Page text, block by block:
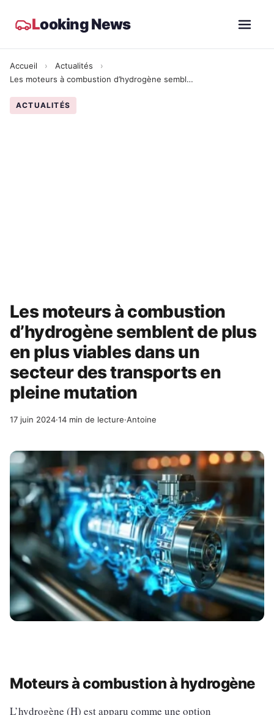
Looking News
Accueil › Actualités
›
Les moteurs à combustion d’hydrogène semblent de plus en plus viables dans un secteur des transports en pleine mutation
ACTUALITÉS
Les moteurs à combustion
d’hydrogène semblent de plus
en plus viables dans un
secteur des transports en
pleine mutation
17 juin 2024·14 min de lecture·Antoine
Moteurs à combustion à hydrogène
L’hydrogène (H) est apparu comme une option